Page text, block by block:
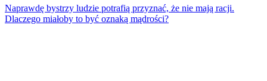
Naprawdę bystrzy ludzie potrafią przyznać, że nie mają racji.
Dlaczego miałoby to być oznaką mądrości?